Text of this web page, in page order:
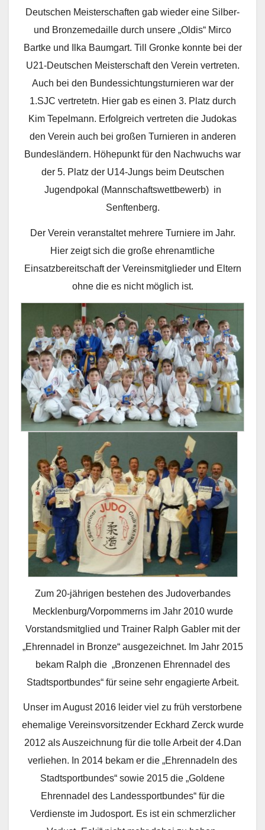
Deutschen Meisterschaften gab wieder eine Silber-
und Bronzemedaille durch unsere „Oldis“ Mirco
Bartke und Ilka Baumgart. Till Gronke konnte bei der
U21-Deutschen Meisterschaft den Verein vertreten.
Auch bei den Bundessichtungsturnieren war der
1.SJC vertretetn. Hier gab es einen 3. Platz durch
Kim Tepelmann. Erfolgreich vertreten die Judokas
den Verein auch bei großen Turnieren in anderen
Bundesländern. Höhepunkt für den Nachwuchs war
der 5. Platz der U14-Jungs beim Deutschen
Jugendpokal (Mannschaftswettbewerb) in
Senftenberg.
Der Verein veranstaltet mehrere Turniere im Jahr.
Hier zeigt sich die große ehrenamtliche
Einsatzbereitschaft der Vereinsmitglieder und Eltern
ohne die es nicht möglich ist.
Zum 20-jährigen bestehen des Judoverbandes
Mecklenburg/Vorpommerns im Jahr 2010 wurde
Vorstandsmitglied und Trainer Ralph Gabler mit der
„Ehrennadel in Bronze“ ausgezeichnet. Im Jahr 2015
bekam Ralph die „Bronzenen Ehrennadel des
Stadtsportbundes“ für seine sehr engagierte Arbeit.
Unser im August 2016 leider viel zu früh verstorbene
ehemalige Vereinsvorsitzender Eckhard Zerck wurde
2012 als Auszeichnung für die tolle Arbeit der 4.Dan
verliehen. In 2014 bekam er die „Ehrennadeln des
Stadtsportbundes“ sowie 2015 die „Goldene
Ehrennadel des Landessportbundes“ für die
Verdienste im Judosport. Es ist ein schmerzlicher